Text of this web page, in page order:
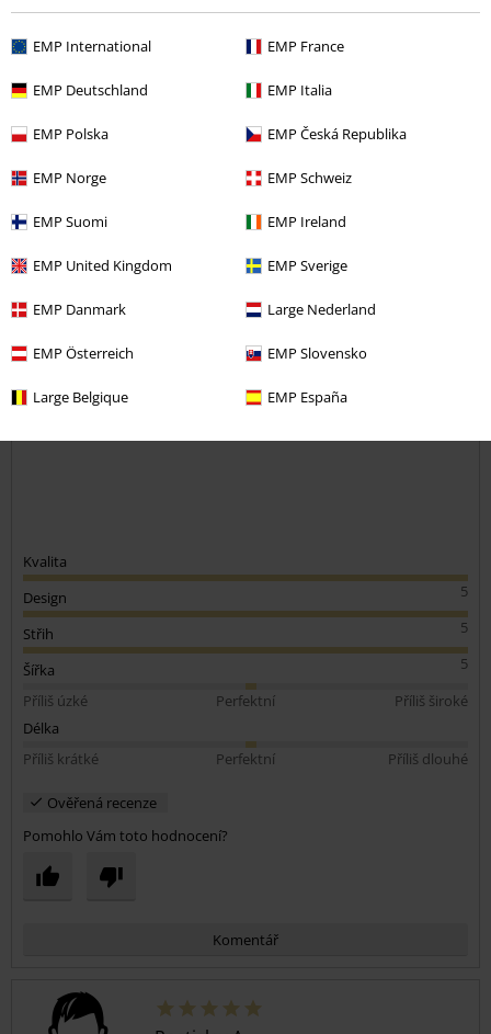
EMP International EMP France
EMP Deutschland EMP Italia
EMP Polska EMP Česká Republika
EMP Norge EMP Schweiz
EMP Suomi EMP Ireland
EMP United Kingdom EMP Sverige
EMP Danmark Large Nederland
EMP Österreich EMP Slovensko
Large Belgique EMP España
Pomohlo Vám toto hodnocení?
Odeslat komentář
Milena A.
Publikováno: Čtvrtek, 24.01.2019
Zakoupena velikost: 3XL
Míla
Kvalita
5
Design
5
Střih
5
Šířka
Příliš úzké
Perfektní
Příliš široké
Délka
Příliš krátké
Perfektní Příliš dlouhé
Ověřená recenze
Pomohlo Vám toto hodnocení?
Komentář